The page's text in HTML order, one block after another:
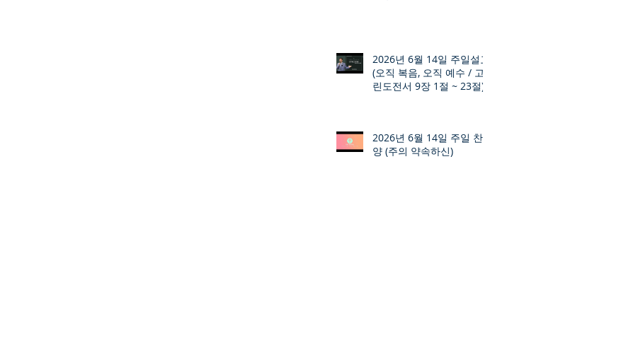
2026년 6월 14일 주일설교
(오직 복음, 오직 예수 / 고
린도전서 9장 1절 ~ 23절)
2026년 6월 14일 주일 찬
양 (주의 약속하신)